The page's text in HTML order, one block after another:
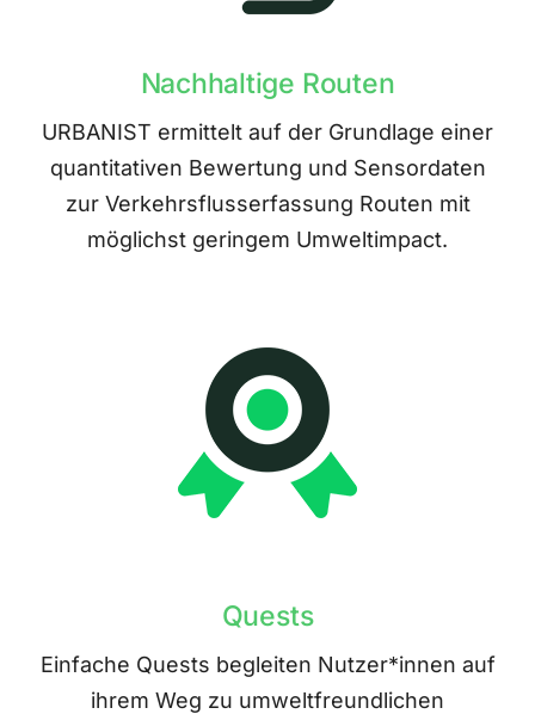
Nachhaltige Routen
URBANIST ermittelt auf der Grundlage einer
quantitativen Bewertung und Sensordaten
zur Verkehrsflusserfassung Routen mit
möglichst geringem Umweltimpact.
Quests
Einfache Quests begleiten Nutzer*innen auf
ihrem Weg zu umweltfreundlichen